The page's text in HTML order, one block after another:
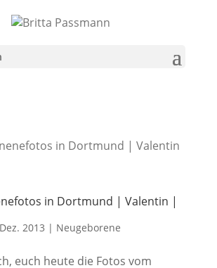
in Dortmund | Valentin |
2013 | Neugeborene
euch heute die Fotos vom